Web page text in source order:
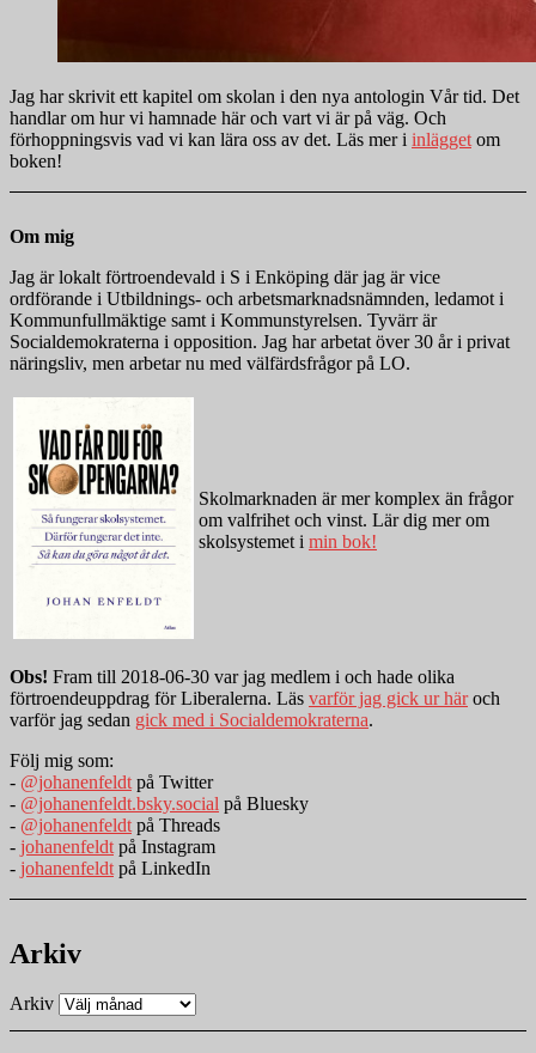
Jag har skrivit ett kapitel om skolan i den nya antologin Vår tid. Det
handlar om hur vi hamnade här och vart vi är på väg. Och
förhoppningsvis vad vi kan lära oss av det. Läs mer i inlägget om
boken!
Om mig
Jag är lokalt förtroendevald i S i Enköping där jag är vice
ordförande i Utbildnings- och arbetsmarknadsnämnden, ledamot i
Kommunfullmäktige samt i Kommunstyrelsen. Tyvärr är
Socialdemokraterna i opposition. Jag har arbetat över 30 år i privat
näringsliv, men arbetar nu med välfärdsfrågor på LO.
Skolmarknaden är mer komplex än frågor
om valfrihet och vinst. Lär dig mer om
skolsystemet i min bok!
Obs! Fram till 2018-06-30 var jag medlem i och hade olika
förtroendeuppdrag för Liberalerna. Läs varför jag gick ur häroch
varför jag sedan gick med i Socialdemokraterna.
Följ mig som:
- @johanenfeldt på Twitter
- @johanenfeldt.bsky.social på Bluesky
- @johanenfeldt på Threads
- johanenfeldt på Instagram
- johanenfeldt på LinkedIn
Arkiv
Arkiv